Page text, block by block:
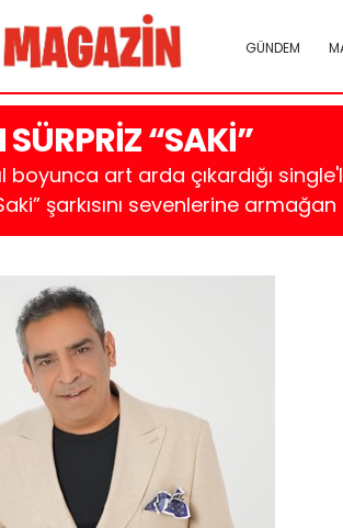
GÜNDEM
SÜRPRİZ “SAKİ”
boyunca art arda çıkardığı
şarkısını sevenlerine